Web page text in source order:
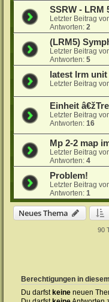
SSRW - LRM
Letzter Beitrag
Antworten:2
(LRM5)
Letzter Beitrag
Antworten:5
latest lrm
Letzter Beitrag
Einheit
Letzter Beitrag
Antworten:16
Mp 2-2 map
Letzter Beitrag
Antworten:4
Problem!
Letzter Beitrag
Antworten:1
Neues Thema
90
Berechtigungen in
Du darfst keine neuen